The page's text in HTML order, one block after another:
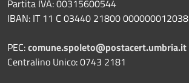
Partita IVA: 00315600544
IBAN: IT 11 C 03440 21800 000000012038
PEC:comune.spoleto@postacert.umbria.it
Centralino Unico: 0743 2181